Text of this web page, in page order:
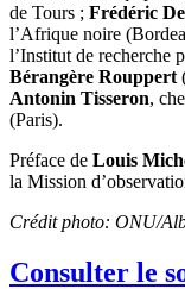
de Tours ; Frédéric
l’Afrique noire
l’Institut de recherche
Bérangère Rouppert
Antonin Tisseron,
(Paris).
Préface de Louis
la Mission
Crédit photo: ONU/
Consulter le